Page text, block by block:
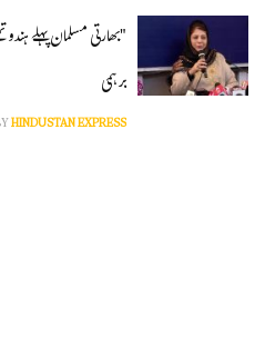
"بھارتی مسلمان پہلے
برہمی
HINDUSTAN EXPRESS